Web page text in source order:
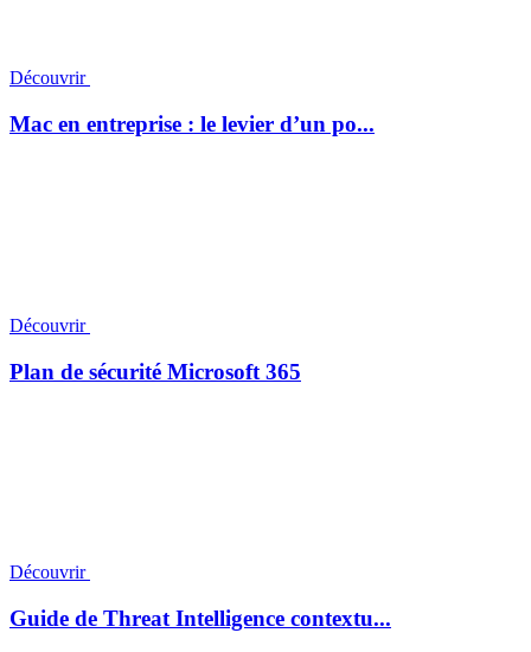
Découvrir
Mac en entreprise : le levier d’un po...
Découvrir
Plan de sécurité Microsoft 365
Découvrir
Guide de Threat Intelligence contextu...